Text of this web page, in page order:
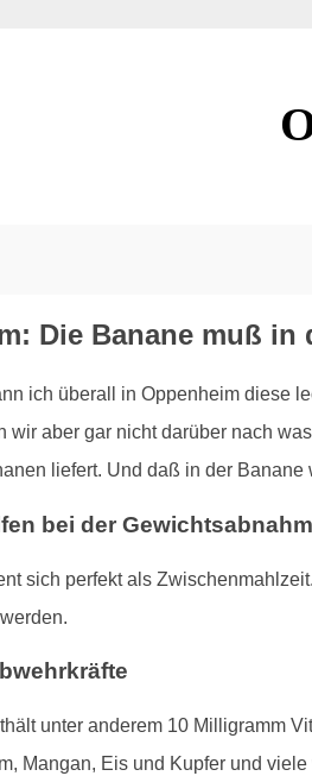
Die Banane muß in
ich überall in Oppenheim diese
wir aber gar nicht darüber nach
liefert. Und daß in der
bei der
sich perfekt als
unter anderem 10 Milligramm
Mangan, Eis und Kupfer und